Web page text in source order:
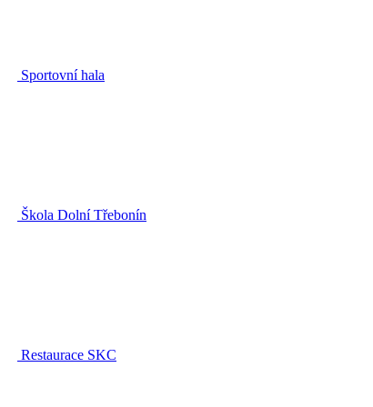
Sportovní hala
Škola Dolní Třebonín
Restaurace SKC